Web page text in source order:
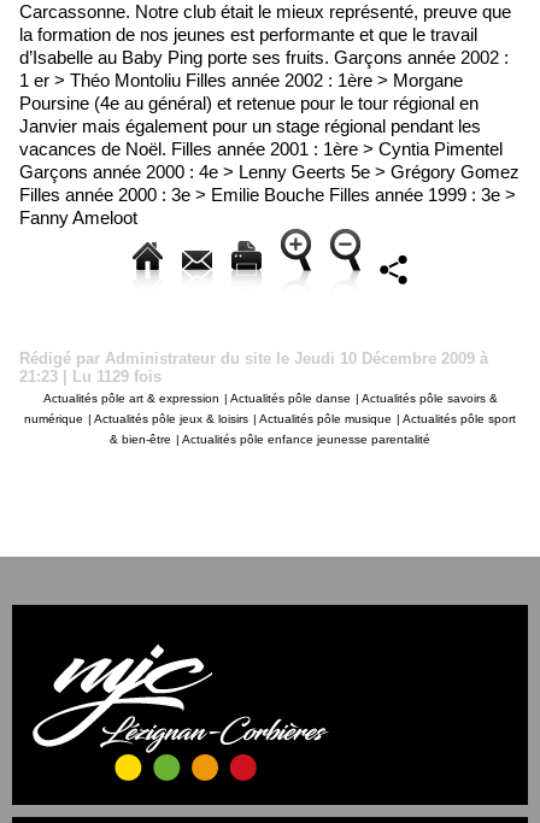
Carcassonne. Notre club était le mieux représenté, preuve que
la formation de nos jeunes est performante et que le travail
d’Isabelle au Baby Ping porte ses fruits. Garçons année 2002 :
1 er > Théo Montoliu Filles année 2002 : 1ère > Morgane
Poursine (4e au général) et retenue pour le tour régional en
Janvier mais également pour un stage régional pendant les
vacances de Noël. Filles année 2001 : 1ère > Cyntia Pimentel
Garçons année 2000 : 4e > Lenny Geerts 5e > Grégory Gomez
Filles année 2000 : 3e > Emilie Bouche Filles année 1999 : 3e >
Fanny Ameloot
Rédigé par Administrateur du site le Jeudi 10 Décembre 2009 à
21:23 | Lu 1129 fois
Actualités pôle art & expression | Actualités pôle danse | Actualités pôle savoirs &
numérique | Actualités pôle jeux & loisirs | Actualités pôle musique | Actualités pôle sport
& bien-être | Actualités pôle enfance jeunesse parentalité